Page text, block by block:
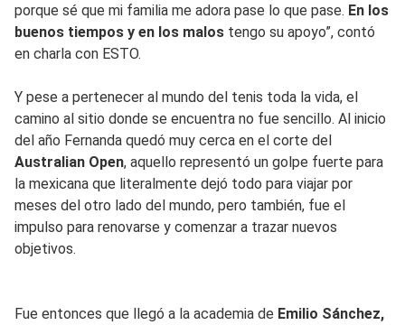
porque sé que mi familia me adora pase lo que pase. En los
buenos tiempos y en los malos tengo su apoyo”, contó
en charla con ESTO.
Y pese a pertenecer al mundo del tenis toda la vida, el
camino al sitio donde se encuentra no fue sencillo. Al inicio
del año Fernanda quedó muy cerca en el corte del
Australian Open, aquello representó un golpe fuerte para
la mexicana que literalmente dejó todo para viajar por
meses del otro lado del mundo, pero también, fue el
impulso para renovarse y comenzar a trazar nuevos
objetivos.
Fue entonces que llegó a la academia de Emilio Sánchez,